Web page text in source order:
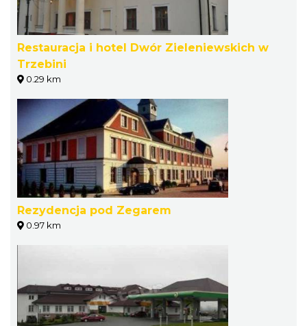
Restauracja i hotel Dwór Zieleniewskich w
Trzebini
0.29 km
Rezydencja pod Zegarem
0.97 km